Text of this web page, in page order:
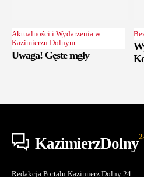
Aktualności i Wydarzenia w
Kazimierzu Dolnym
Uwaga! Gęste mgły
KazimierzDolny
Redakcja Portalu Kazimierz Dolny 24